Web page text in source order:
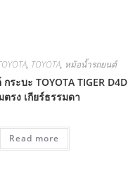
, TOYOTA, หม้อน้ำรถยนต์
ระบะ TOYOTA TIGER D4D
ตรง เกียร์ธรรมดา
Read more